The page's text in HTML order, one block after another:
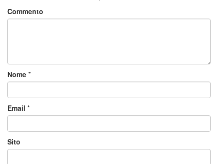
Commento
Nome *
Email *
Sito